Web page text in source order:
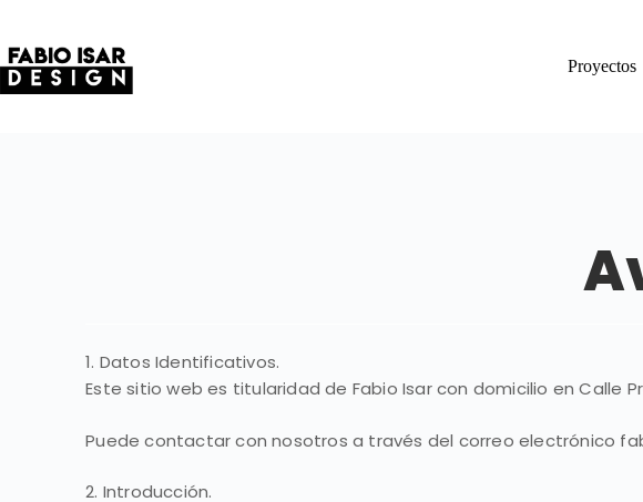
Proyectos
1. Datos Identificativos.
Este sitio web es titularidad de Fabio Isar con domicilio en Calle
Puede contactar con nosotros a través del correo electrónico
2. Introducción.